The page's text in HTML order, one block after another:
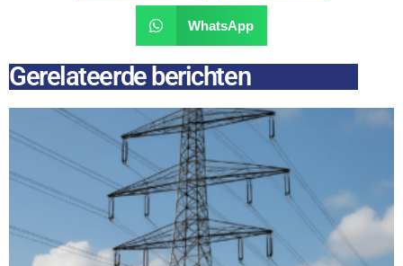
WhatsApp
Gerelateerde berichten